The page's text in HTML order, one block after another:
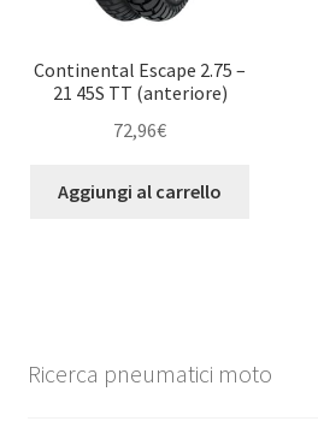
Continental Escape 2.75 –
21 45S TT (anteriore)
72,96€
Aggiungi al carrello
Ricerca pneumatici moto